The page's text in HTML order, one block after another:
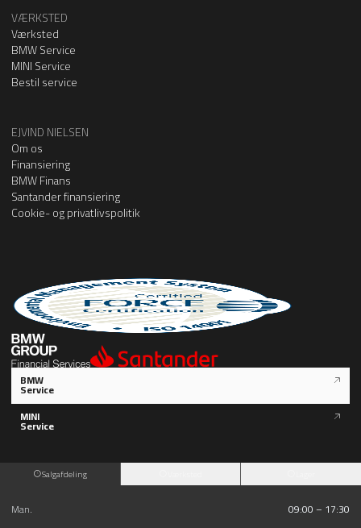
VÆRKSTED
Værksted
BMW Service
MINI Service
Bestil service
EJVIND NIELSEN
Om os
Finansiering
BMW Finans
Santander finansiering
Cookie- og privatlivspolitik
BMW
Service
MINI
Service
Salgafdeling
Man.
09:00 – 17:30